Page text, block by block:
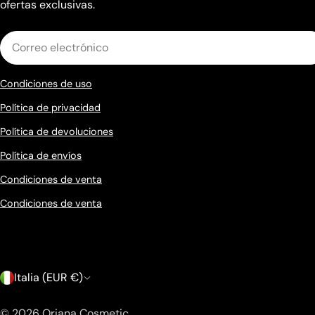
ofertas exclusivas.
Correo
electrónico
Condiciones de uso
Política de privacidad
Política de devoluciones
Política de envíos
Condiciones de venta
Condiciones de venta
P
Italia (EUR €)